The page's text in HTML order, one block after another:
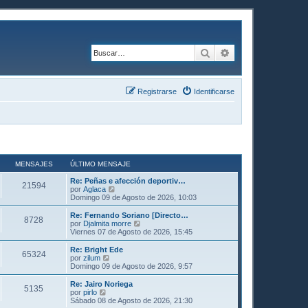
Buscar
Identificarse
Registrarse
MENSAJES ÚLTIMO MENSAJE
21594
Re: Peñas e afección deportiv…
por Aglaca
e
r
ú
l
t
m
o
m
e
s
j
Domingo 09 de Agosto de 2026, 10:03
8728
Re: Fernando Soriano [Directo…
por Djalmita morre
e
r
t
m
e
Viernes 07 de Agosto de 2026, 15:45
65324
Re: Bright Ede
por zilum
e
r
ú
t
Domingo 09 de Agosto de 2026, 9:57
5135
Re: Jairo Noriega
por pirlo
e
Sábado 08 de Agosto de 2026, 21:30